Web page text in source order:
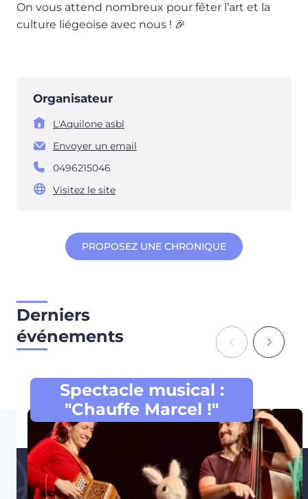
On vous attend nombreux pour fêter l’art et la
culture liégeoise avec nous ! 🎉
Organisateur
L'Aquilone asbl
Envoyer un email
0496215046
Visitez le site
PROPOSEZ UNE CHRONIQUE
Derniers
événements
Spectacle musical :
"Chauffe Marcel !"